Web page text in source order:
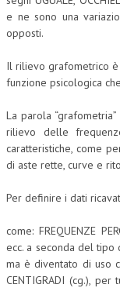
e ne sono una
opposti.
Il rilievo grafometrico
funzione psicologica
La parola
rilievo delle
caratteristiche, come
di aste rette, curve e
Per definire i dati
come: FREQUENZE
ecc. a seconda del
ma è diventato di uso
CENTIGRADI (cg.),